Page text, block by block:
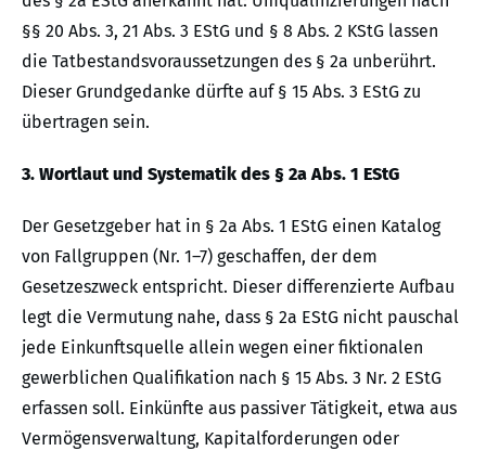
§§ 20 Abs. 3, 21 Abs. 3 EStG und § 8 Abs. 2 KStG lassen
die Tatbestandsvoraussetzungen des § 2a unberührt.
Dieser Grundgedanke dürfte auf § 15 Abs. 3 EStG zu
übertragen sein.
3. Wortlaut und Systematik des § 2a Abs. 1 EStG
Der Gesetzgeber hat in § 2a Abs. 1 EStG einen Katalog
von Fallgruppen (Nr. 1–7) geschaffen, der dem
Gesetzeszweck entspricht. Dieser differenzierte Aufbau
legt die Vermutung nahe, dass § 2a EStG nicht pauschal
jede Einkunftsquelle allein wegen einer fiktionalen
gewerblichen Qualifikation nach § 15 Abs. 3 Nr. 2 EStG
erfassen soll. Einkünfte aus passiver Tätigkeit, etwa aus
Vermögensverwaltung, Kapitalforderungen oder